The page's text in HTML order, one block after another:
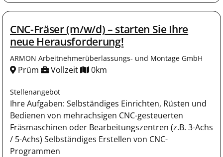
CNC-Fräser (m/w/d) – starten Sie Ihre
neue Herausforderung!
ARMON Arbeitnehmerüberlassungs- und Montage GmbH
Prüm Vollzeit 0km
Stellenangebot
Ihre Aufgaben: Selbständiges Einrichten, Rüsten und
Bedienen von mehrachsigen CNC-gesteuerten
Fräsmaschinen oder Bearbeitungszentren (z.B. 3-Achs
/ 5-Achs) Selbständiges Erstellen von CNC-
Programmen